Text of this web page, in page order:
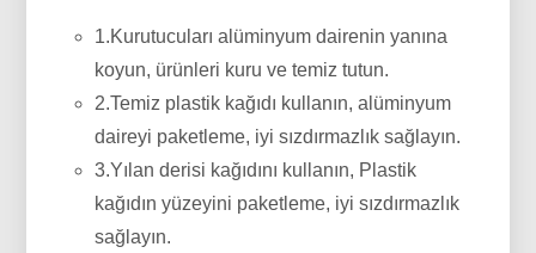
1.Kurutucuları alüminyum dairenin yanına
koyun, ürünleri kuru ve temiz tutun.
2.Temiz plastik kağıdı kullanın, alüminyum
daireyi paketleme, iyi sızdırmazlık sağlayın.
3.Yılan derisi kağıdını kullanın, Plastik
kağıdın yüzeyini paketleme, iyi sızdırmazlık
sağlayın.